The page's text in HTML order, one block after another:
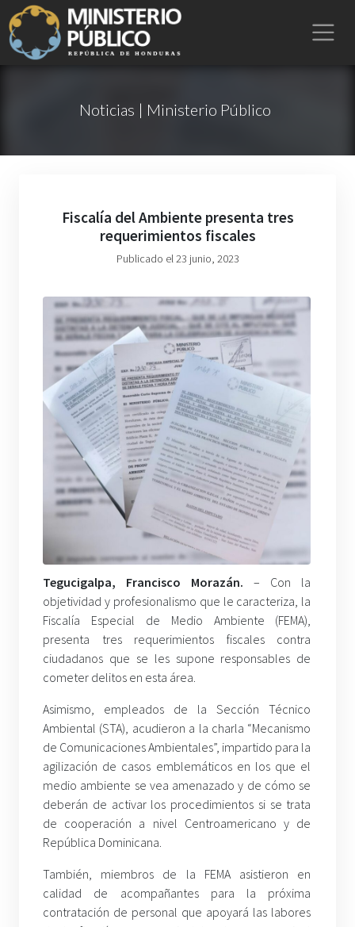
Noticias | Ministerio Público
Fiscalía del Ambiente presenta tres
requerimientos fiscales
Publicado el 23 junio, 2023
Tegucigalpa, Francisco Morazán.– Con la
objetividad y profesionalismo que le caracteriza, la
Fiscalía Especial de Medio Ambiente (FEMA),
presenta tres requerimientos fiscales contra
ciudadanos que se les supone responsables de
cometer delitos en esta área.
Asimismo, empleados de la Sección Técnico
Ambiental (STA), acudieron a la charla “Mecanismo
de Comunicaciones Ambientales”, impartido para la
agilización de casos emblemáticos en los que el
medio ambiente se vea amenazado y de cómo se
deberán de activar los procedimientos si se trata
de cooperación a nivel Centroamericano y de
República Dominicana.
También, miembros de la FEMA asistieron en
calidad de acompañantes para la próxima
contratación de personal que apoyará las labores